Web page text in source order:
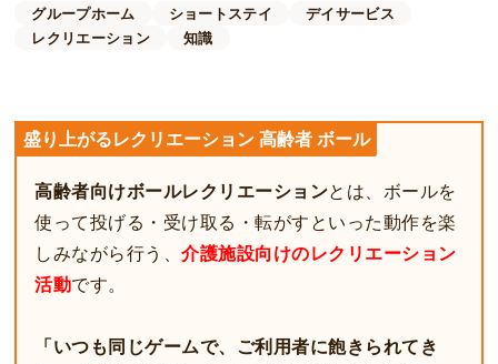
グループホーム ショートステイ
デイサービス
レクリエーション
知識
盛り上がるレクリエーション 高齢者 ボール
高齢者向けボールレクリエーションとは、ボールを
使って投げる・受け取る・転がすといった動作を楽
しみながら行う、介護施設向けのレクリエーション
活動です。
「いつも同じゲームで、ご利用者に飽きられてき